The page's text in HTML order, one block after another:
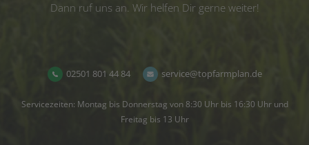
Dann ruf uns an. Wir helfen Dir gerne weiter!
02501 801 44 84 service@topfarmplan.de
Servicezeiten: Montag bis Donnerstag von 8:30 Uhr bis 16:30 Uhr und
Freitag bis 13 Uhr